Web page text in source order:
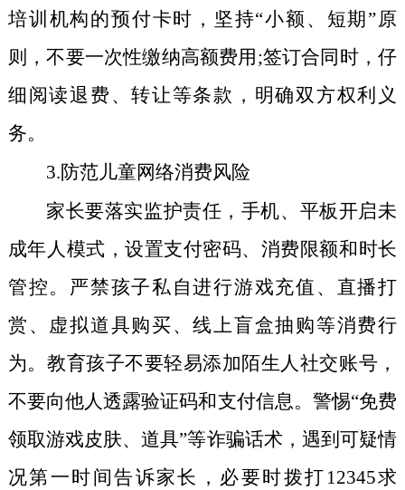
培训机构的预付卡时，坚持“小额、短期”原
则，不要一次性缴纳高额费用;签订合同时，仔
细阅读退费、转让等条款，明确双方权利义
务。
3.防范儿童网络消费风险
家长要落实监护责任，手机、平板开启未
成年人模式，设置支付密码、消费限额和时长
管控。严禁孩子私自进行游戏充值、直播打
赏、虚拟道具购买、线上盲盒抽购等消费行
为。教育孩子不要轻易添加陌生人社交账号，
不要向他人透露验证码和支付信息。警惕“免费
领取游戏皮肤、道具”等诈骗话术，遇到可疑情
况第一时间告诉家长，必要时拨打 12345求